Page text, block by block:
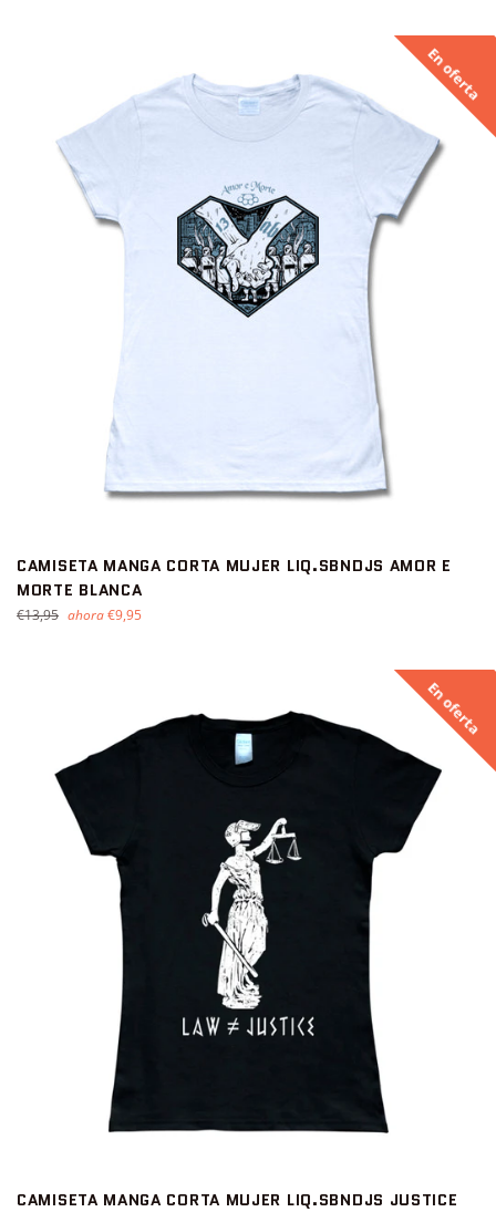
CAMISETA MANGA CORTA MUJER LIQ.SBNDJS AMOR E
MORTE BLANCA
Precio
€13,95 ahora€9,95
En oferta
CAMISETA MANGA CORTA MUJER LIQ.SBNDJS JUSTICE
En oferta